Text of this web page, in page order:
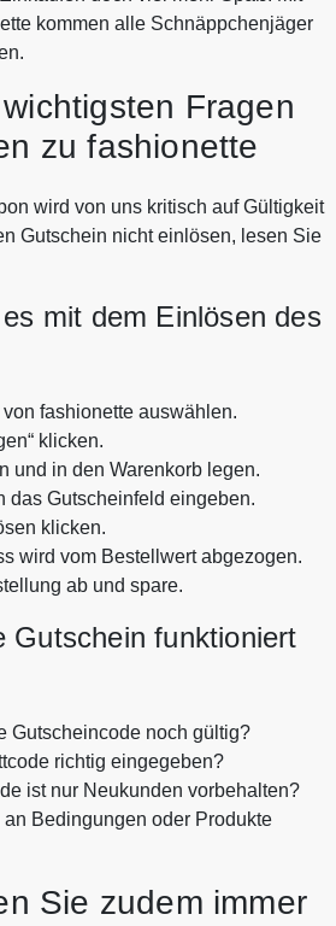
kommen alle Schnäppchenjäger
Fragen
zu fashionette
wird von uns kritisch auf Gültigkeit
Gutschein nicht einlösen, lesen Sie
mit dem Einlösen des
fashionette auswählen.
klicken.
und in den Warenkorb legen.
das Gutscheinfeld eingeben.
klicken.
wird vom Bestellwert abgezogen.
ab und spare.
Gutschein funktioniert
Gutscheincode noch gültig?
richtig eingegeben?
ist nur Neukunden vorbehalten?
an Bedingungen oder Produkte
Sie zudem immer